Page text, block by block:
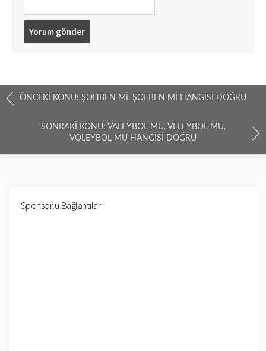
ÖNCEKI KONU: ŞOHBEN MI, ŞOFBEN MI HANGISI DOĞRU
SONRAKI KONU: VALEYBOL MU, VELEYBOL MU,
VOLEYBOL MU HANGISI DOĞRU
Sponsorlu Bağlantılar